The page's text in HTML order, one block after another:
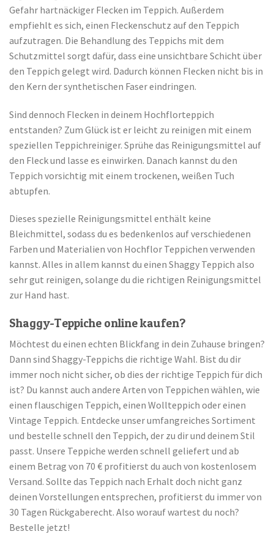
Gefahr hartnäckiger Flecken im Teppich. Außerdem
empfiehlt es sich, einen Fleckenschutz auf den Teppich
aufzutragen. Die Behandlung des Teppichs mit dem
Schutzmittel sorgt dafür, dass eine unsichtbare Schicht über
den Teppich gelegt wird. Dadurch können Flecken nicht bis in
den Kern der synthetischen Faser eindringen.
Sind dennoch Flecken in deinem Hochflorteppich
entstanden? Zum Glück ist er leicht zu reinigen mit einem
speziellen Teppichreiniger. Sprühe das Reinigungsmittel auf
den Fleck und lasse es einwirken. Danach kannst du den
Teppich vorsichtig mit einem trockenen, weißen Tuch
abtupfen.
Dieses spezielle Reinigungsmittel enthält keine
Bleichmittel, sodass du es bedenkenlos auf verschiedenen
Farben und Materialien von Hochflor Teppichen verwenden
kannst. Alles in allem kannst du einen Shaggy Teppich also
sehr gut reinigen, solange du die richtigen Reinigungsmittel
zur Hand hast.
Shaggy-Teppiche online kaufen?
Möchtest du einen echten Blickfang in dein Zuhause bringen?
Dann sind Shaggy-Teppichs die richtige Wahl. Bist du dir
immer noch nicht sicher, ob dies der richtige Teppich für dich
ist? Du kannst auch andere Arten von Teppichen wählen, wie
einen flauschigen Teppich, einen Wollteppich oder einen
Vintage Teppich. Entdecke unser umfangreiches Sortiment
und bestelle schnell den Teppich, der zu dir und deinem Stil
passt. Unsere Teppiche werden schnell geliefert und ab
einem Betrag von 70 € profitierst du auch von kostenlosem
Versand. Sollte das Teppich nach Erhalt doch nicht ganz
deinen Vorstellungen entsprechen, profitierst du immer von
30 Tagen Rückgaberecht. Also worauf wartest du noch?
Bestelle jetzt!